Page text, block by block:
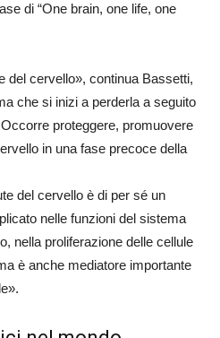
di “One brain, one life, one
del cervello», continua Bassetti,
che si inizi a perderla a seguito
proteggere, promuovere
in una fase precoce della
del cervello è di per sé un
nelle funzioni del sistema
nella proliferazione delle cellule
è anche mediatore importante